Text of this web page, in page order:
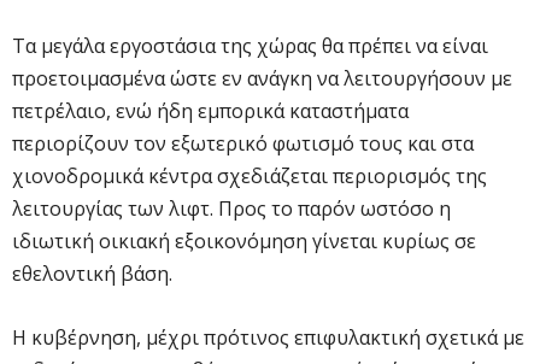
Τα μεγάλα εργοστάσια της χώρας θα πρέπει να είναι
προετοιμασμένα ώστε εν ανάγκη να λειτουργήσουν με
πετρέλαιο, ενώ ήδη εμπορικά καταστήματα
περιορίζουν τον εξωτερικό φωτισμό τους και στα
χιονοδρομικά κέντρα σχεδιάζεται περιορισμός της
λειτουργίας των λιφτ. Προς το παρόν ωστόσο η
ιδιωτική οικιακή εξοικονόμηση γίνεται κυρίως σε
εθελοντική βάση.
Η κυβέρνηση, μέχρι πρότινος επιφυλακτική σχετικά με